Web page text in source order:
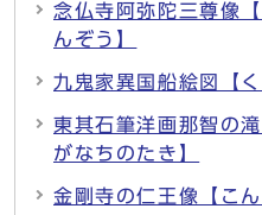
念仏寺阿弥陀三尊像
んぞう】
九鬼家異国船絵図【
東其石筆洋画那智の
がなちのたき】
金剛寺の仁王像【こ